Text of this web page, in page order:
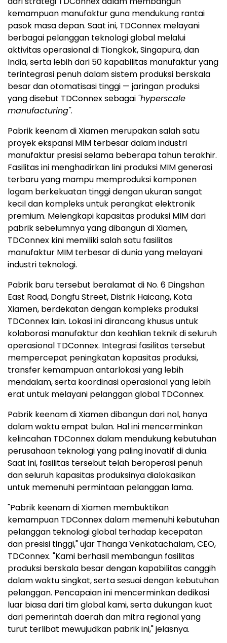
kemampuan manufaktur guna mendukung rantai
pasok masa depan. Saat ini, TDConnex melayani
berbagai pelanggan teknologi global melalui
aktivitas operasional di Tiongkok, Singapura, dan
India, serta lebih dari 50 kapabilitas manufaktur yang
terintegrasi penuh dalam sistem produksi berskala
besar dan otomatisasi tinggi — jaringan produksi
yang disebut TDConnex sebagai "hyperscale
manufacturing".
Pabrik keenam di Xiamen merupakan salah satu
proyek ekspansi MIM terbesar dalam industri
manufaktur presisi selama beberapa tahun terakhir.
Fasilitas ini menghadirkan lini produksi MIM generasi
terbaru yang mampu memproduksi komponen
logam berkekuatan tinggi dengan ukuran sangat
kecil dan kompleks untuk perangkat elektronik
premium. Melengkapi kapasitas produksi MIM dari
pabrik sebelumnya yang dibangun di Xiamen,
TDConnex kini memiliki salah satu fasilitas
manufaktur MIM terbesar di dunia yang melayani
industri teknologi.
Pabrik baru tersebut beralamat di No. 6 Dingshan
East Road, Dongfu Street, Distrik Haicang, Kota
Xiamen, berdekatan dengan kompleks produksi
TDConnex lain. Lokasi ini dirancang khusus untuk
kolaborasi manufaktur dan keahlian teknik di seluruh
operasional TDConnex. Integrasi fasilitas tersebut
mempercepat peningkatan kapasitas produksi,
transfer kemampuan antarlokasi yang lebih
mendalam, serta koordinasi operasional yang lebih
erat untuk melayani pelanggan global TDConnex.
Pabrik keenam di Xiamen dibangun dari nol, hanya
dalam waktu empat bulan. Hal ini mencerminkan
kelincahan TDConnex dalam mendukung kebutuhan
perusahaan teknologi yang paling inovatif di dunia.
Saat ini, fasilitas tersebut telah beroperasi penuh
dan seluruh kapasitas produksinya dialokasikan
untuk memenuhi permintaan pelanggan lama.
"Pabrik keenam di Xiamen membuktikan
kemampuan TDConnex dalam memenuhi kebutuhan
pelanggan teknologi global terhadap kecepatan
dan presisi tinggi," ujar Thanga Venkatachalam, CEO,
TDConnex. "Kami berhasil membangun fasilitas
produksi berskala besar dengan kapabilitas canggih
dalam waktu singkat, serta sesuai dengan kebutuhan
pelanggan. Pencapaian ini mencerminkan dedikasi
luar biasa dari tim global kami, serta dukungan kuat
dari pemerintah daerah dan mitra regional yang
turut terlibat mewujudkan pabrik ini," jelasnya.